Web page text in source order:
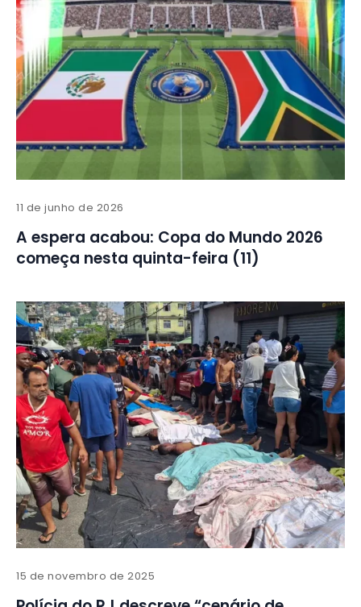
11 de junho de 2026
A espera acabou: Copa do Mundo 2026
começa nesta quinta-feira (11)
15 de novembro de 2025